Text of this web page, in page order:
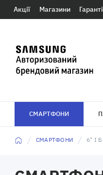
Акції Магазини
СМАРТФОНИ
СМАРТФОНИ 6" І